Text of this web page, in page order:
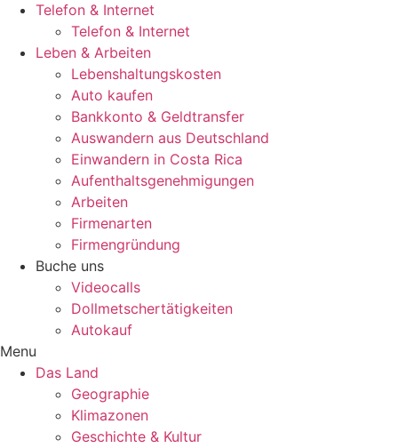
Telefon & Internet
Telefon & Internet
Leben & Arbeiten
Lebenshaltungskosten
Auto kaufen
Bankkonto & Geldtransfer
Auswandern aus Deutschland
Einwandern in Costa Rica
Aufenthaltsgenehmigungen
Arbeiten
Firmenarten
Firmengründung
Buche uns
Videocalls
Dollmetschertätigkeiten
Autokauf
Menu
Das Land
Geographie
Klimazonen
Geschichte & Kultur